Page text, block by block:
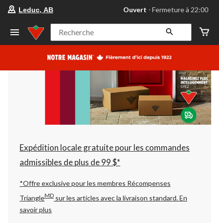
votre
préféré
Leduc,
AB,
courament
Fermeture
à
22:00
cliquer
pour
changer
Leduc, AB Ouvert ⋅ Fermeture à 22:00
Recherche
Expédition locale gratuite pour les commandes
admissibles de plus de 99 $*
*Offre exclusive pour les membres Récompenses
TriangleMD sur les articles avec la livraison standard.En
savoir plus